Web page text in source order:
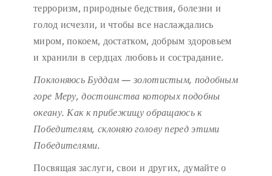
терроризм, природные бедствия, болезни и
голод исчезли, и чтобы все наслаждались
миром, покоем, достатком, добрым здоровьем
и хранили в сердцах любовь и сострадание.
Поклоняюсь Буддам — золотистым, подобным
горе Меру, достоинства которых подобны
океану. Как к прибежищу обращаюсь к
Победителям, склоняю голову перед этими
Победителями.
Посвящая заслуги, свои и других, думайте о